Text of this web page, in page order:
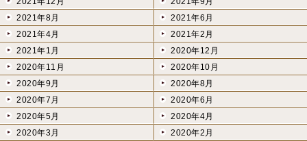
2021年8月
2021年6月
2021年4月
2021年2月
2021年1月
2020年12月
2020年11月
2020年10月
2020年9月
2020年8月
2020年7月
2020年6月
2020年5月
2020年4月
2020年3月
2020年2月